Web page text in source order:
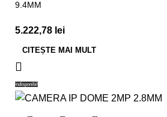
9.4MM
5.222,78 lei
CITEȘTE MAI MULT
Indisponibil